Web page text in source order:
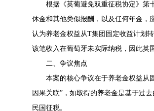
根据《英葡避免双重征税协定》第
休金和其他类似报酬，以及任何年金，
认为养老金权益从T集团固定收益计划
该笔收入在葡萄牙未实际纳税，因此英
二、争议焦点
本案的核心争议在于养老金权益从
因果关联”，如取得的养老金是基于过
民国征税。